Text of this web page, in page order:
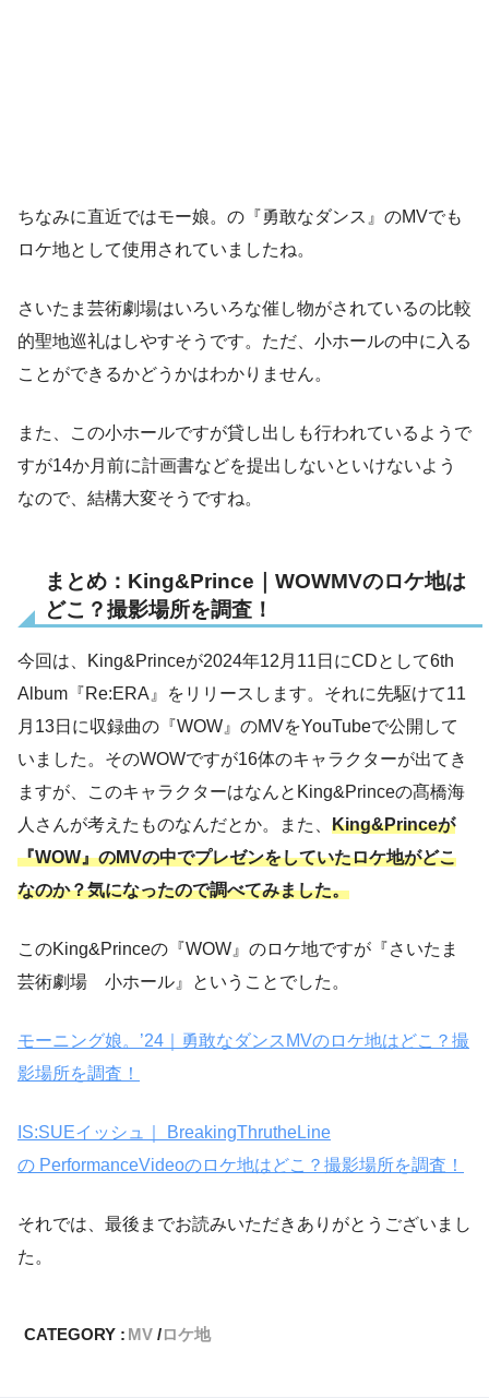
ちなみに直近ではモー娘。の『勇敢なダンス』のMVでも
ロケ地として使用されていましたね。
さいたま芸術劇場はいろいろな催し物がされているの比較
的聖地巡礼はしやすそうです。ただ、小ホールの中に入る
ことができるかどうかはわかりません。
また、この小ホールですが貸し出しも行われているようで
すが14か月前に計画書などを提出しないといけないよう
なので、結構大変そうですね。
まとめ：King&Prince｜WOWMVのロケ地は
どこ？撮影場所を調査！
今回は、King&Princeが2024年12月11日にCDとして6th
Album『Re:ERA』をリリースします。それに先駆けて11
月13日に収録曲の『WOW』のMVをYouTubeで公開して
いました。そのWOWですが16体のキャラクターが出てき
ますが、このキャラクターはなんとKing&Princeの髙橋海
人さんが考えたものなんだとか。また、 King&Princeが
『WOW』のMVの中でプレゼンをしていたロケ地がどこ
なのか？気になったので調べてみました。
このKing&Princeの『WOW』のロケ地ですが『さいたま
芸術劇場 小ホール』ということでした。
モーニング娘。’24｜勇敢なダンスMVのロケ地はどこ？撮
影場所を調査！
IS:SUEイッシュ｜ BreakingThrutheLine
の PerformanceVideoのロケ地はどこ？撮影場所を調査！
それでは、最後までお読みいただきありがとうございまし
た。
CATEGORY : MV ロケ地